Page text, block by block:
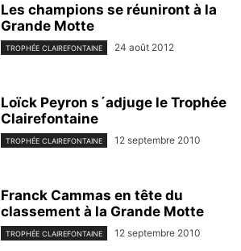
Les champions se réuniront à la
Grande Motte
TROPHÉE CLAIREFONTAINE 24 août 2012
Loïck Peyron s´adjuge le Trophée
Clairefontaine
TROPHÉE CLAIREFONTAINE 12 septembre 2010
Franck Cammas en tête du
classement à la Grande Motte
TROPHÉE CLAIREFONTAINE 12 septembre 2010